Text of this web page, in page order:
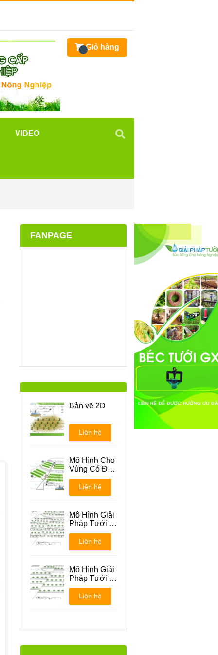
FANPAGE
Bản vẽ 2D
Liên hệ
Mô Hình Cho
Vùng Có Địa
Hình Đồi Núi
Liên hệ
Mô Hình Giải
Pháp Tưới -
Phương án 1
Liên hệ
Mô Hình Giải
Pháp Tưới -
Phương án 2
Liên hệ
Giỏ hàng
VIDEO